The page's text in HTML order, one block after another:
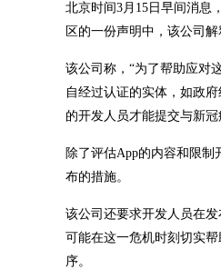
北京时间3月15日早间消
区的一份声明中，该公司
该公司称，“为了帮助应对
自经过认证的实体，如政
的开发人员才能提交与新
除了评估App的内容和限
布的措施。
该公司还要求开发人员在
可能在这一危机时刻切实
序。